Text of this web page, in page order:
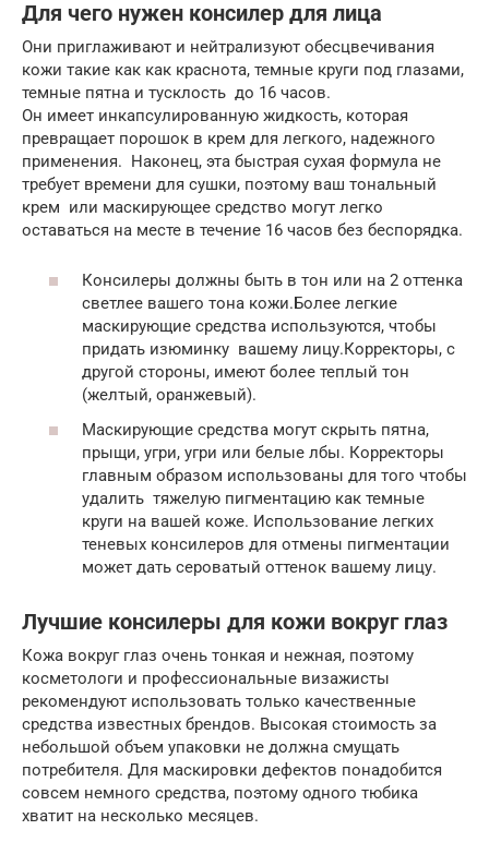
Для чего нужен консилер для лица
Они приглаживают и нейтрализуют обесцвечивания
кожи такие как как краснота, темные круги под глазами,
темные пятна и тусклость до 16 часов.
Он имеет инкапсулированную жидкость, которая
превращает порошок в крем для легкого, надежного
применения. Наконец, эта быстрая сухая формула не
требует времени для сушки, поэтому ваш тональный
крем или маскирующее средство могут легко
оставаться на месте в течение 16 часов без беспорядка.
Консилеры должны быть в тон или на 2 оттенка
светлее вашего тона кожи.Более легкие
маскирующие средства используются, чтобы
придать изюминку вашему лицу.Корректоры, с
другой стороны, имеют более теплый тон
(желтый, оранжевый).
Маскирующие средства могут скрыть пятна,
прыщи, угри, угри или белые лбы. Корректоры
главным образом использованы для того чтобы
удалить тяжелую пигментацию как темные
круги на вашей коже. Использование легких
теневых консилеров для отмены пигментации
может дать сероватый оттенок вашему лицу.
Лучшие консилеры для кожи вокруг глаз
Кожа вокруг глаз очень тонкая и нежная, поэтому
косметологи и профессиональные визажисты
рекомендуют использовать только качественные
средства известных брендов. Высокая стоимость за
небольшой объем упаковки не должна смущать
потребителя. Для маскировки дефектов понадобится
совсем немного средства, поэтому одного тюбика
хватит на несколько месяцев.